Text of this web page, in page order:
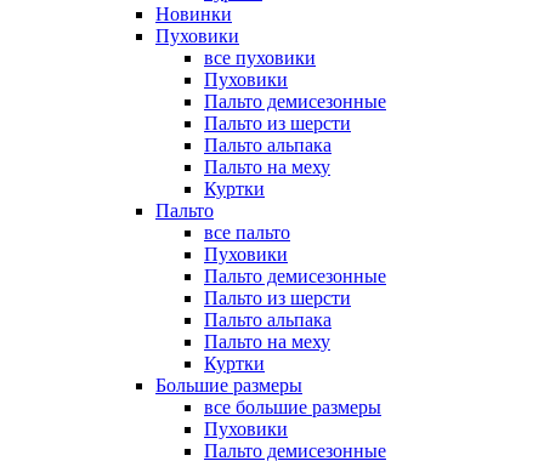
Новинки
Пуховики
все пуховики
Пуховики
Пальто демисезонные
Пальто из шерсти
Пальто альпака
Пальто на меху
Куртки
Пальто
все пальто
Пуховики
Пальто демисезонные
Пальто из шерсти
Пальто альпака
Пальто на меху
Куртки
Большие размеры
все большие размеры
Пуховики
Пальто демисезонные